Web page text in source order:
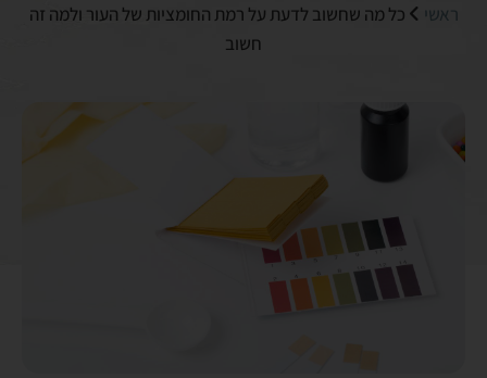
ראשי
כל מה שחשוב לדעת על רמת החומציות של העור ולמה זה
חשוב